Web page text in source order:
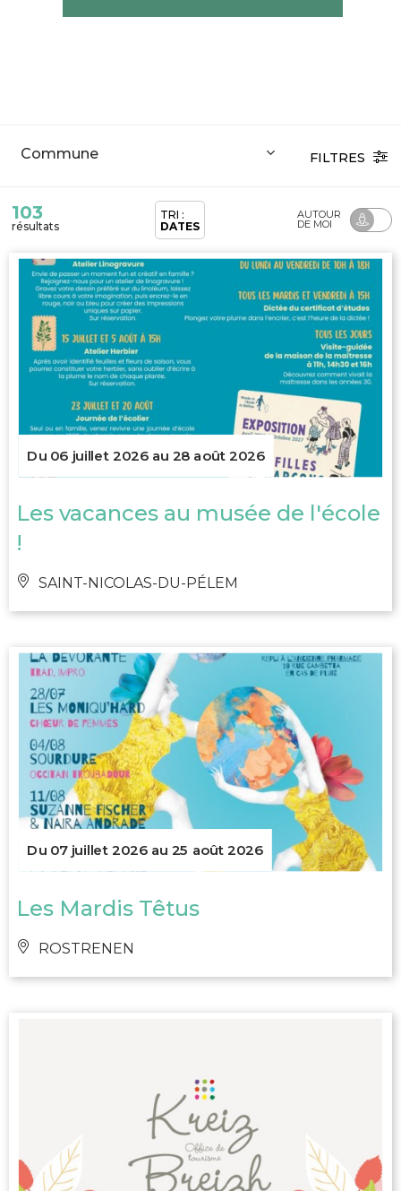
FILTRES
103
résultats
TRI :
DATES
AUTOUR
DE MOI
Du 06 juillet 2026 au 28 août 2026
Les vacances au musée de l'école
!
SAINT-NICOLAS-DU-PÉLEM
Du 07 juillet 2026 au 25 août 2026
Les Mardis Têtus
ROSTRENEN